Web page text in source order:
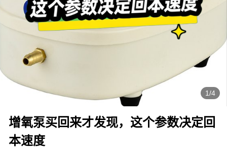
1/4
增氧泵买回来才发现，这个参数决定回
本速度